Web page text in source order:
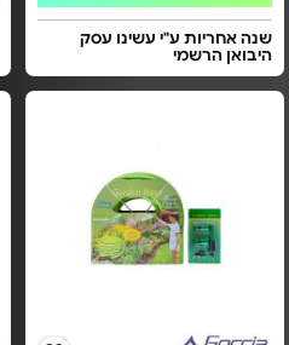
שנה אחריות ע"י עשינו עסק
היבואן הרשמי